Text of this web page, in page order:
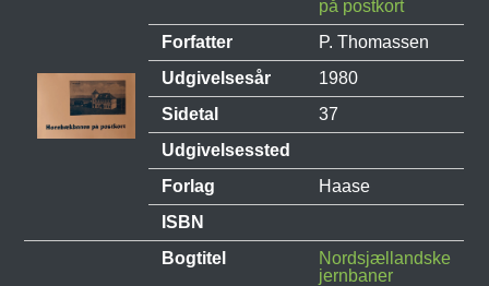
på postkort
Forfatter
P. Thomassen
Udgivelsesår
1980
Sidetal
37
Udgivelsessted
Forlag
Haase
ISBN
Bogtitel
Nordsjællandske
jernbaner